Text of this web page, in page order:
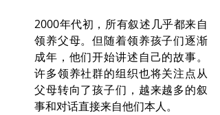
2000年代初，所有叙述几乎都来自
领养父母。但随着领养孩子们逐渐
成年，他们开始讲述自己的故事。
许多领养社群的组织也将关注点从
父母转向了孩子们，越来越多的叙
事和对话直接来自他们本人。